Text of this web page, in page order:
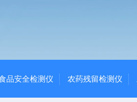
品安全检测仪 农药残留检测仪